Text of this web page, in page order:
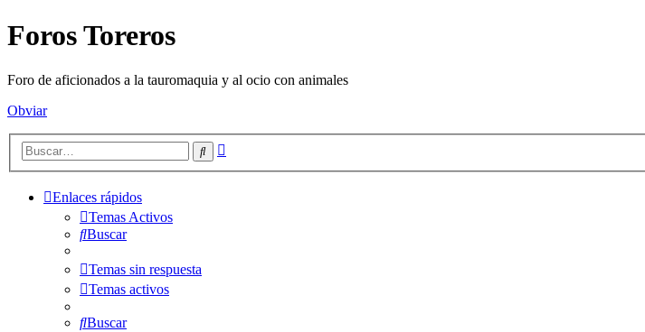
Foros Toreros
Foro de aficionados a la tauromaquia y al ocio con animales
Obviar
Buscar
Enlaces rápidos
Temas Activos
Buscar
Temas sin respuesta
Temas activos
Buscar